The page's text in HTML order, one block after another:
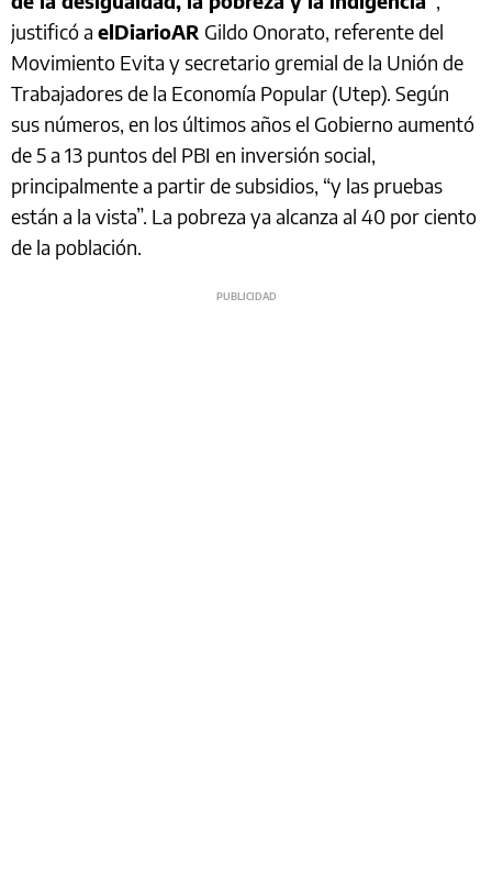
justificó a elDiarioAR Gildo Onorato, referente del
Movimiento Evita y secretario gremial de la Unión de
Trabajadores de la Economía Popular (Utep). Según
sus números, en los últimos años el Gobierno aumentó
de 5 a 13 puntos del PBI en inversión social,
principalmente a partir de subsidios, “y las pruebas
están a la vista”. La pobreza ya alcanza al 40 por ciento
de la población.